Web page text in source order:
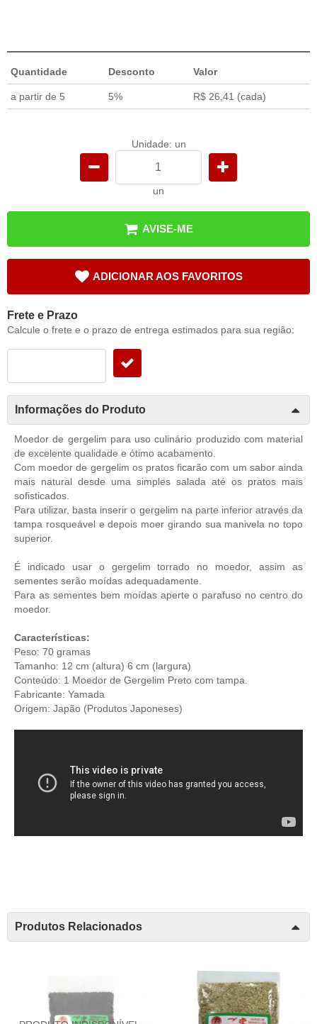
Quantidade Desconto Valor
a partir de 5 5% R$ 26,41 (cada)
Unidade: un
un
AVISE-ME
ADICIONAR AOS FAVORITOS
Frete e Prazo
Calcule o frete e o prazo de entrega estimados para sua região:
Informações do Produto
Moedor de gergelim para uso culinário produzido com material
de excelente qualidade e ótimo acabamento.
Com moedor de gergelim os pratos ficarão com um sabor ainda
mais natural desde uma simples salada até os pratos mais
sofisticados.
Para utilizar, basta inserir o gergelim na parte inferior através da
tampa rosqueável e depois moer girando sua manivela no topo
superior.
É indicado usar o gergelim torrado no moedor, assim as
sementes serão moídas adequadamente.
Para as sementes bem moídas aperte o parafuso no centro do
moedor.
Características:
Peso: 70 gramas
Tamanho: 12 cm (altura) 6 cm (largura)
Conteúdo: 1 Moedor de Gergelim Preto com tampa.
Fabricante: Yamada
Origem: Japão (Produtos Japoneses)
Produtos Relacionados